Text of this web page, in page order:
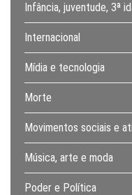
Infância, juventude, 3ª
Internacional
Mídia e tecnologia
Morte
Movimentos sociais e
Música, arte e moda
Poder e Política